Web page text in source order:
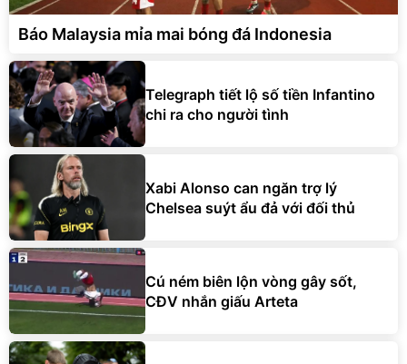
Báo Malaysia mỉa mai bóng đá Indonesia
Telegraph tiết lộ số tiền Infantino
chi ra cho người tình
Xabi Alonso can ngăn trợ lý
Chelsea suýt ẩu đả với đối thủ
Cú ném biên lộn vòng gây sốt,
CĐV nhắn giấu Arteta